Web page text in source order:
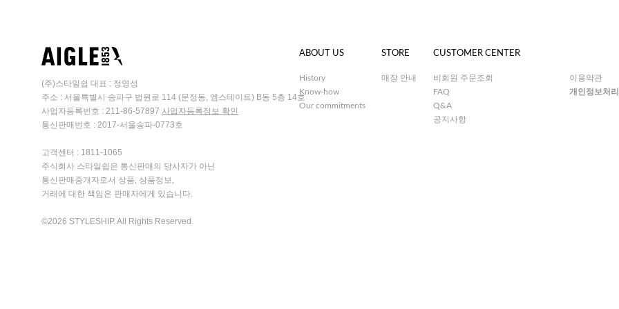
(주)스타일쉽 대표 : 정영성
주소 : 서울특별시 송파구 법원로 114 (문정동, 엠스테이트) B동 5층 14호
사업자등록번호 : 211-86-57897 사업자등록정보 확인
통신판매번호 : 2017-서울송파-0773호
고객센터 : 1811-1065
주식회사 스타일쉽은 통신판매의 당사자가 아닌
통신판매중개자로서 상품, 상품정보,
거래에 대한 책임은 판매자에게 있습니다.
©2026 STYLESHIP. All Rights Reserved.
ABOUT US
History
Know-how
Our commitments
STORE
매장 안내
CUSTOMER CENTER
비회원 주문조회
FAQ
Q&A
공지사항
이용약관
개인정보처